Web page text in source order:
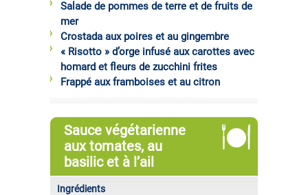
Salade de pommes de terre et de fruits de
mer
Crostada aux poires et au gingembre
« Risotto » d’orge infusé aux carottes avec
homard et fleurs de zucchini frites
Frappé aux framboises et au citron
Sauce végétarienne
aux tomates, au
basilic et à l’ail
Ingrédients